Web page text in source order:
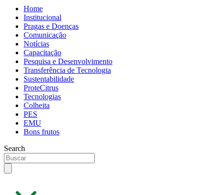
Home
Institucional
Pragas e Doenças
Comunicação
Notícias
Capacitação
Pesquisa e Desenvolvimento
Transferência de Tecnologia
Sustentabilidade
ProteCitrus
Tecnologias
Colheita
PES
EMU
Bons frutos
Search